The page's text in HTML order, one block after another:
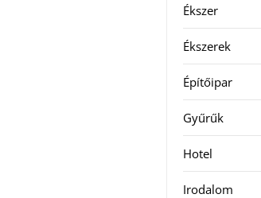
Ékszer
Ékszerek
Építőipar
Gyűrűk
Hotel
Irodalom